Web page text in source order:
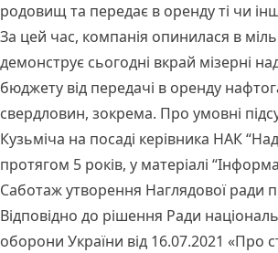
родовищ та передає в оренду ті чи
За цей час, компанія опинилася в
демонструє сьогодні вкрай мізерні
бюджету від передачі в оренду
свердловин, зокрема. Про умовні
Кузьміча на посаді керівника НАК
протягом 5 років, у матеріалі
Саботаж утворення Наглядової ради
Відповідно до рішення Ради
оборони України від 16.07.2021 «Про